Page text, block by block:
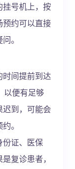
挂号机上，按
预约可以直接
。
间提前到达
以便有足够
迟到，可能会
。
份证、医保
复诊患者，